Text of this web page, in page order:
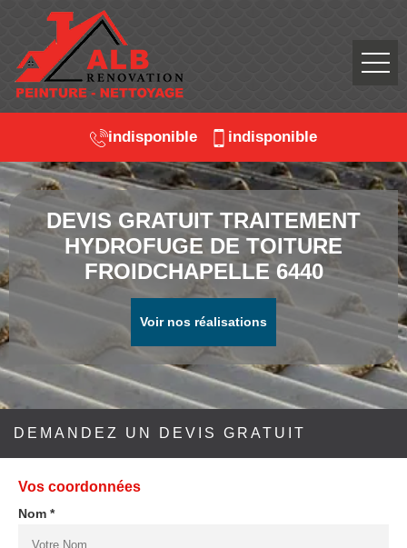
indisponible indisponible
DEVIS GRATUIT TRAITEMENT
HYDROFUGE DE TOITURE
FROIDCHAPELLE 6440
Voir nos réalisations
DEMANDEZ UN DEVIS GRATUIT
Vos coordonnées
Nom *